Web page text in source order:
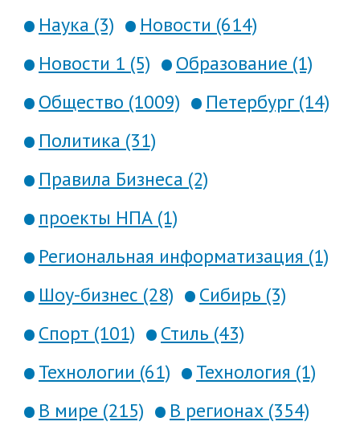
Наука (3)
Новости (614)
Новости 1 (5)
Образование (1)
Общество (1009)
Петербург (14)
Политика (31)
Правила Бизнеса (2)
проекты НПА (1)
Региональная информатизация (1)
Шоу-бизнес (28)
Сибирь (3)
Спорт (101)
Стиль (43)
Технологии (61)
Технология (1)
В мире (215)
В регионах (354)